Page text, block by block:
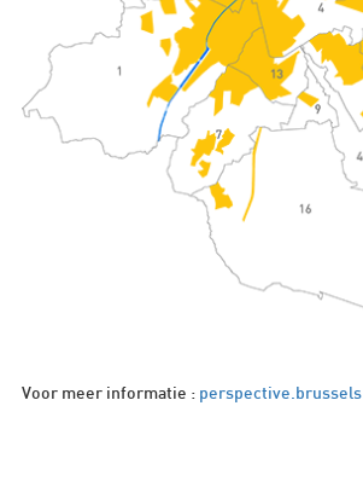
Voor meer informatie : perspective.brussels